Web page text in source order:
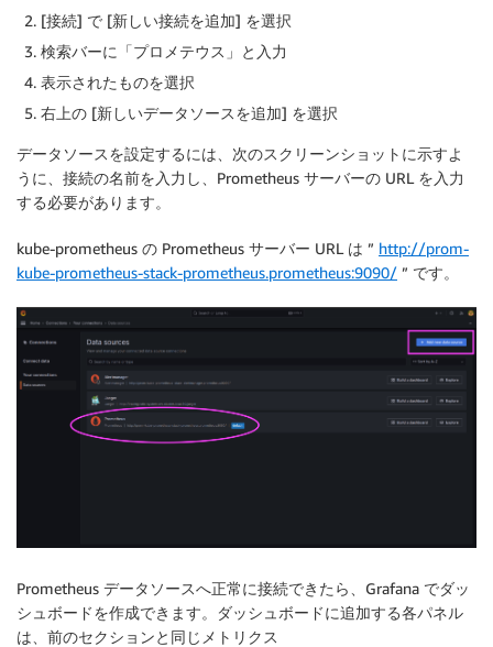
[接続] で [新しい接続を追加] を選択
検索バーに「プロメテウス」と入力
表示されたものを選択
右上の [新しいデータソースを追加] を選択
データソースを設定するには、次のスクリーンショットに示すよ
うに、接続の名前を入力し、Prometheus サーバーの URL を入力
する必要があります。
kube-prometheus の Prometheus サーバー URL は ” http://prom-
kube-prometheus-stack-prometheus.prometheus:9090/ ” です。
Prometheus データソースへ正常に接続できたら、Grafana でダッ
シュボードを作成できます。ダッシュボードに追加する各パネル
は、前のセクションと同じメトリクス